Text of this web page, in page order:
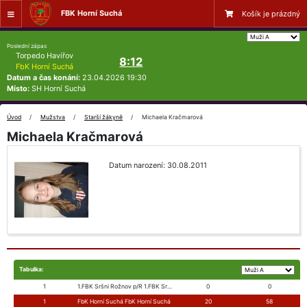
FBK Horní Suchá Košík je prázdný
Poslední zápas
Torpedo Havířov
FbK Horní Suchá
8:12
Datum a čas konání: 23.04.2026 19:30
Místo: SH Horní Suchá
Úvod Mužstva Starší žákyně Michaela Kračmarová
Michaela Kračmarová
Datum narození: 30.08.2011
Tabulka:
1 0 0
1 FbK Horní Suchá FbK Horní Suchá 20 58